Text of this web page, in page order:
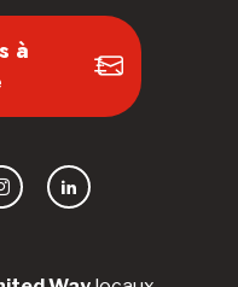
à
InstagramLinkedIn